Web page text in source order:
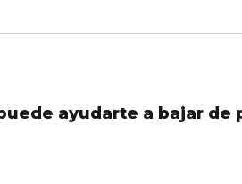
ayudarte a bajar de